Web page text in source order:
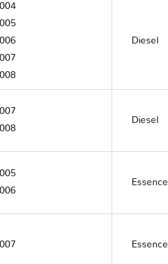
Diesel
Diesel
Essence
Essence